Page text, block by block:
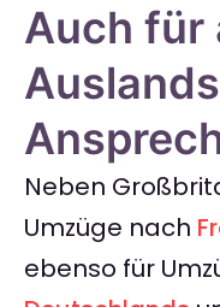
Auch für
Neben
Umzüge nach
ebenso für